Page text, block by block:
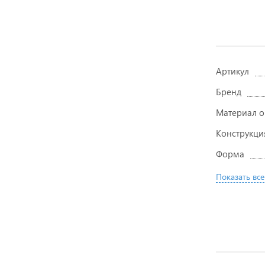
Артикул
Бренд
Материал
Форма
Показать все